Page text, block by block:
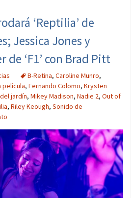
‘Reptilia’ de
Jessica Jones y
de ‘F1’ con Brad Pitt
B-Retina, Caroline Munro,
película, Fernando Colomo, Krysten
jardín, Mikey Madison, Nadie 2, Out of
, Riley Keough, Sonido de